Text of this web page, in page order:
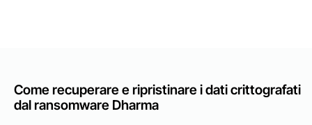
Come recuperare e ripristinare i dati crittografati
dal ransomware Dharma